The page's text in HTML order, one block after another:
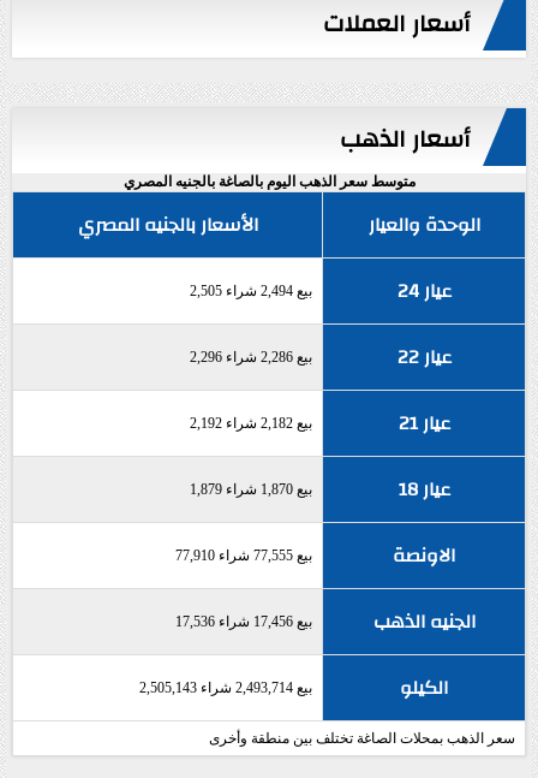
أسعار العملات
أسعار الذهب
متوسط سعر الذهب اليوم بالصاغة بالجنيه المصري
الوحدة والعيار
الأسعار بالجنيه المصري
عيار 24
بيع 2,494 شراء 2,505
عيار 22 بيع 2,286 شراء 2,296
عيار 21 بيع 2,182 شراء 2,192
عيار 18 بيع 1,870 شراء 1,879
الاونصة بيع 77,555 شراء 77,910
الجنيه الذهب بيع 17,456 شراء 17,536
الكيلو بيع 2,493,714 شراء 2,505,143
سعر الذهب بمحلات الصاغة تختلف بين منطقة وأخرى